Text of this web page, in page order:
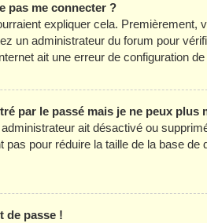
pas me connecter ?
expliquer cela. Premièrement,
un administrateur du forum pour
ait une erreur de configuration
par le passé mais je ne peux plus
administrateur ait désactivé ou
pas pour réduire la taille de la base
de passe !